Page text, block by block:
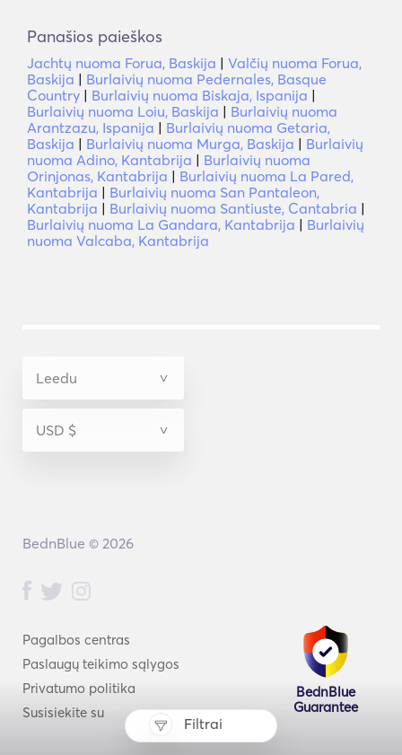
Filtrai
Panašios paieškos
Jachtų nuoma Forua, Baskija | Valčių nuoma Forua,
Baskija | Burlaivių nuoma Pedernales, Basque
Country | Burlaivių nuoma Biskaja, Ispanija |
Burlaivių nuoma Loiu, Baskija | Burlaivių nuoma
Arantzazu, Ispanija | Burlaivių nuoma Getaria,
Baskija | Burlaivių nuoma Murga, Baskija | Burlaivių
nuoma Adino, Kantabrija | Burlaivių nuoma
Orinjonas, Kantabrija | Burlaivių nuoma La Pared,
Kantabrija | Burlaivių nuoma San Pantaleon,
Kantabrija | Burlaivių nuoma Santiuste, Cantabria |
Burlaivių nuoma La Gandara, Kantabrija | Burlaivių
nuoma Valcaba, Kantabrija
Pagalbos centras
Paslaugų teikimo sąlygos
Privatumo politika
Susisiekite su
BednBlue
Guarantee
BednBlue © 2026